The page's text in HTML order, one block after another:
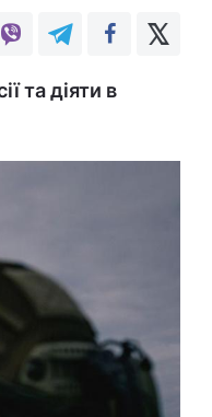
та діяти в